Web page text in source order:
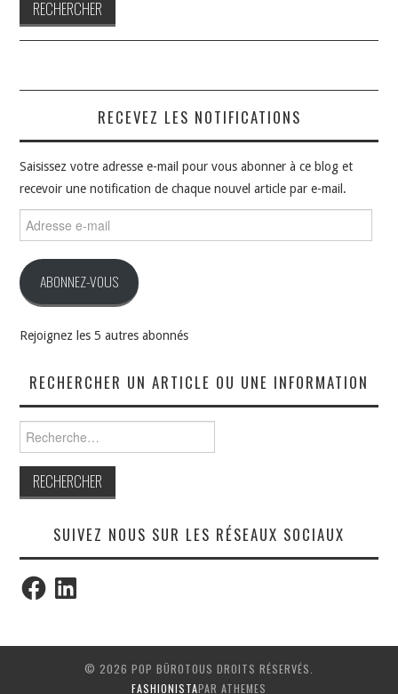
RECEVEZ LES NOTIFICATIONS
Saisissez votre adresse e-mail pour vous abonner à ce blog et
recevoir une notification de chaque nouvel article par e-mail.
e-
ABONNEZ-VOUS
Rejoignez les 5 autres abonnés
RECHERCHER UN ARTICLE OU UNE INFORMATION
SUIVEZ NOUS SUR LES RÉSEAUX SOCIAUX
FacebookLinkedIn
© 2026 POP BÜROTOUS DROITS RÉSERVÉS.
FASHIONISTAPAR ATHEMES